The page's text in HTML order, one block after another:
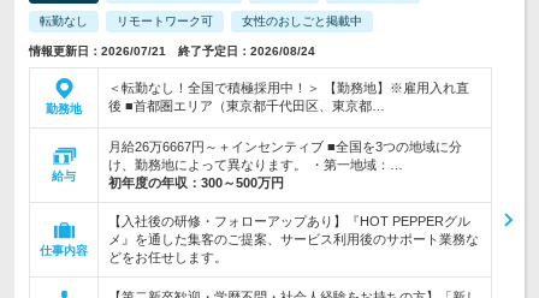
転勤なし リモートワーク可 女性のおしごと掲載中
情報更新日：2026/07/21 終了予定日：2026/08/24
勤務地
＜転勤なし！全国で積極採用中！＞ 【勤務地】※雇用入れ直
後 ■首都圏エリア（東京都千代田区、東京都…
給与
月給26万6667円～＋インセンティブ ■全国を3つの地域に分
け、勤務地によって異なります。 ・第一地域：…
初年度の年収： 300～500万円
仕事内容
【入社後の研修・フォローアップあり】『HOT PEPPERグル
メ』を通した集客のご提案、サービス利用後のサポート業務な
どをお任せします。